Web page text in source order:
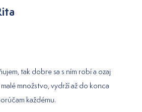
tak dobre sa s ním robí a ozaj
množstvo, vydrží až do konca
každému.